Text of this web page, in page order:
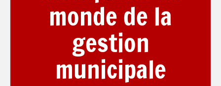
monde de la
gestion
municipale